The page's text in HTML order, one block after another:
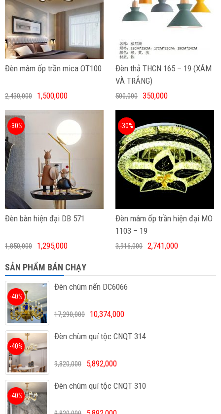
Đèn mâm ốp trần mica OT100
2,430,000 1,500,000
Đèn thả THCN 165 – 19 (XÁM
VÀ TRẮNG)
500,000 350,000
Đèn bàn hiện đại DB 571
-30%
1,850,000 1,295,000
Đèn mâm ốp trần hiện đại MO
1103 – 19
-30%
3,916,000 2,741,000
SẢN PHẨM BÁN CHẠY
Đèn chùm nến DC6066
-40%
17,290,000 10,374,000
Đèn chùm quí tộc CNQT 314
-40%
9,820,000 5,892,000
Đèn chùm quí tộc CNQT 310
-40%